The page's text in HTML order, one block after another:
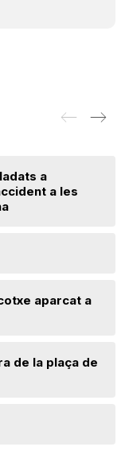
a
a les
aparcat a
de la plaça de